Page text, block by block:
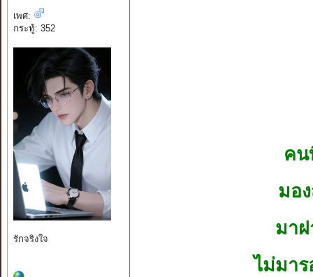
เพศ:
กระทู้: 352
รักจริงใจ
คน
มอ
มาฝ
ไม่มา